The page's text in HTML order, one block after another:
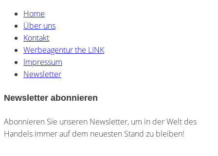
Home
Über uns
Kontakt
Werbeagentur the LINK
Impressum
Newsletter
Newsletter abonnieren
Abonnieren Sie unseren Newsletter, um in der Welt des
Handels immer auf dem neuesten Stand zu bleiben!